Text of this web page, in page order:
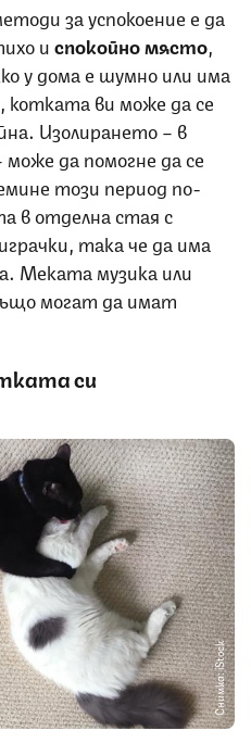
за успокоение е да
испокойномясто
у дома е шумно или има
ви може да се
Изолирането – в
да помогне да се
този период по-
в отделна стая с
така че да има
Меката музика или
могат да имат
си
Снимка: iStock